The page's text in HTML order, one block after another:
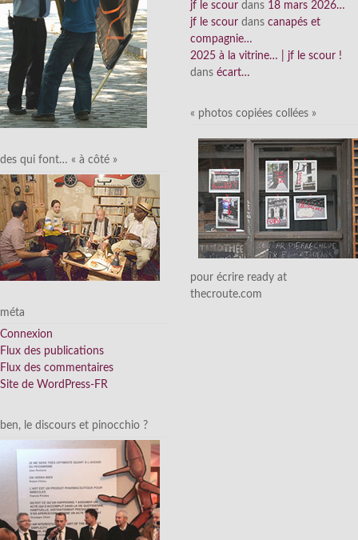
des qui font… « à côté »
méta
Connexion
Flux des publications
Flux des commentaires
Site de WordPress-FR
ben, le discours et pinocchio ?
jf le scour dans 18 mars 2026…
jf le scour dans canapés et
compagnie…
2025 à la vitrine… | jf le scour !
dans écart…
« photos copiées collées »
pour écrire ready at
thecroute.com